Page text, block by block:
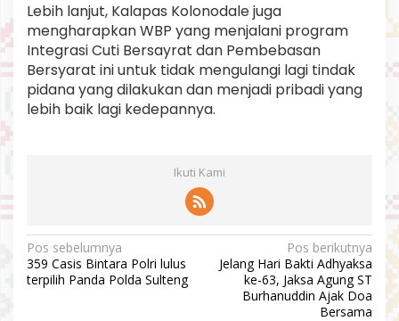
Lebih lanjut, Kalapas Kolonodale juga
mengharapkan WBP yang menjalani program
Integrasi Cuti Bersayrat dan Pembebasan
Bersyarat ini untuk tidak mengulangi lagi tindak
pidana yang dilakukan dan menjadi pribadi yang
lebih baik lagi kedepannya.
Ikuti Kami
N
a
Pos sebelumnya
359 Casis Bintara Polri lulus
terpilih Panda Polda Sulteng
Pos berikutnya
Jelang Hari Bakti Adhyaksa
ke-63, Jaksa Agung ST
Burhanuddin Ajak Doa
Bersama